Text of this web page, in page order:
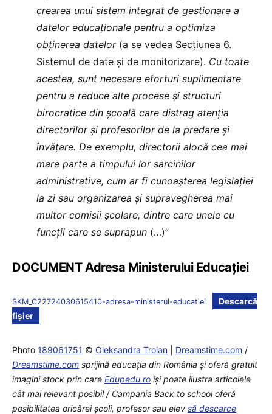
crearea unui sistem integrat de gestionare a
datelor educaționale pentru a optimiza
obținerea datelor(a se vedea Secțiunea 6.
Sistemul de date și de monitorizare). Cu toate
acestea, sunt necesare eforturi suplimentare
pentru a reduce alte procese și structuri
birocratice din școală care distrag atenția
directorilor și profesorilor de la predare și
învățare. De exemplu, directorii alocă cea mai
mare parte a timpului lor sarcinilor
administrative, cum ar fi cunoașterea legislației
la zi sau organizarea și supravegherea mai
multor comisii școlare, dintre care unele cu
funcții care se suprapun (…)”
DOCUMENT Adresa Ministerului Educației
SKM_C22724030615410-adresa-ministerul-educatiei
Descarcă
fișier
Photo 189061751 © Oleksandra Troian Dreamstime.com /
Dreamstime.com sprijină educaţia din România şi oferă gratuit
imagini stock prin care Edupedu.ro îşi poate ilustra articolele
cât mai relevant posibil / Campania Back to school oferă
posibilitatea oricărei școli, profesor sau elev să descarce